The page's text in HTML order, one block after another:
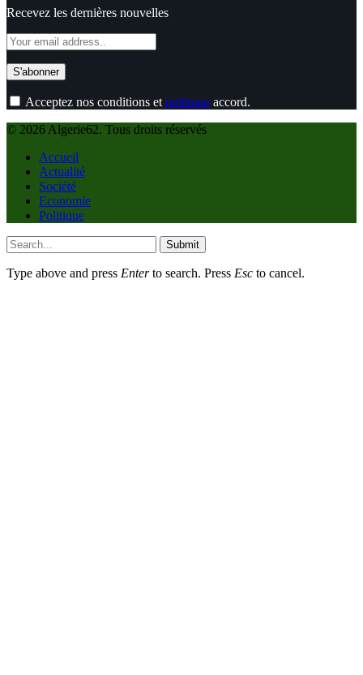
Recevez les dernières nouvelles
Acceptez nos conditions etpolitique accord.
© 2026 Algerie62. Tous droits réservés
Accueil
Actualité
Société
Economie
Politique
Submit
Type above and press Enterto search. Press Esc to cancel.